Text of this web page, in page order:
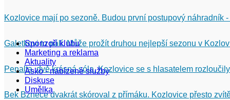
Kozlovice mají po sezoně. Budou první postupový náhradník
Galetkovi to pálí. Může prožít druhou nejlepší sezonu v
Penalta, dvě krásná sóla. Kozlovice se s hlasatelem
Bek Bznece dvakrát skóroval z přímáku. Kozlovice přesto
Sponzoři klubu
Marketing a reklama
Aktuality
Asko - nabízené služby
Diskuse
Umělka